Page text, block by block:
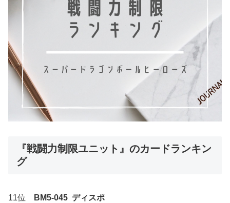
『戦闘力制限ユニット』のカードランキン
グ
11位 BM5-045 ディスポ